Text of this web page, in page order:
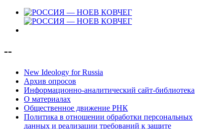
--
New Ideology for Russia
Архив опросов
Информационно-аналитический сайт-библиотека
О материалах
Общественное движение РНК
Политика в отношении обработки персональных
данных и реализации требований к защите